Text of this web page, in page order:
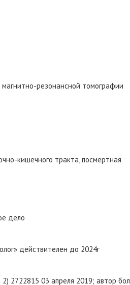
резонансной томографии
кишечного тракта, посмертная
дело
действителен до 2024г
2722815 03 апреля 2019; автор